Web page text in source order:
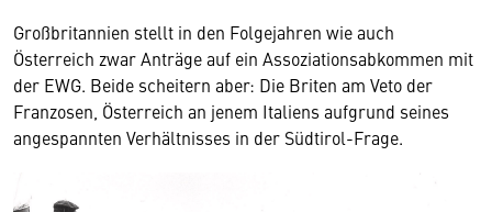
Großbritannien stellt in den Folgejahren wie auch
Österreich zwar Anträge auf ein Assoziationsabkommen mit
der EWG. Beide scheitern aber: Die Briten am Veto der
Franzosen, Österreich an jenem Italiens aufgrund seines
angespannten Verhältnisses in der Südtirol-Frage.